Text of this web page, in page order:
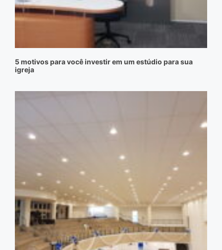
5 motivos para você investir em um estúdio para sua
igreja